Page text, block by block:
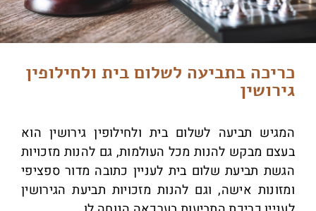
כריכה בתביעה לשלום בית ולחילופין
גירושין
המגיש תביעה לשלום בית ולחילופין גירושין הוא
בעצם מבקש להנות מכל העולמות, גם להנות מזכויות
הגשת תביעת שלום בית לעניין כתובה מדור ספציפי
ומזונות אישה, וגם להנות מזכויות תביעת הגירושין